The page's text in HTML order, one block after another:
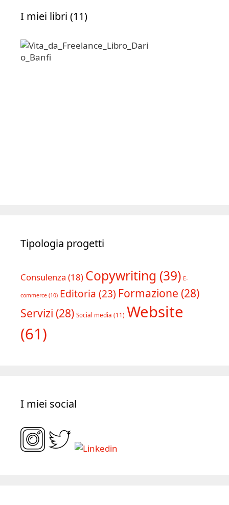
I miei libri (11)
Tipologia progetti
Consulenza(18) Copywriting(39)
commerce
I miei social